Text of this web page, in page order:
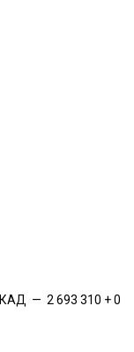
— 2 693 310 + 0